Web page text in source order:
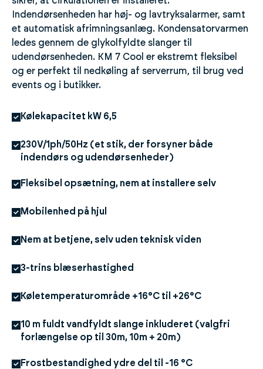
Indendørsenheden har høj- og lavtryksalarmer, samt
et automatisk afrimningsanlæg. Kondensatorvarmen
ledes gennem de glykolfyldte slanger til
udendørsenheden. KM 7 Cool er ekstremt fleksibel
og er perfekt til nedkøling af serverrum, til brug ved
events og i butikker.
Kølekapacitet kW 6,5
230V/1ph/50Hz (et stik, der forsyner både
indendørs og udendørsenheder)
Fleksibel opsætning, nem at installere selv
Mobilenhed på hjul
Nem at betjene, selv uden teknisk viden
3-trins blæserhastighed
Køletemperaturområde +16°C til +26°C
10 m fuldt vandfyldt slange inkluderet (valgfri
forlængelse op til 30m, 10m + 20m)
Frostbestandighed ydre del til -16 °C